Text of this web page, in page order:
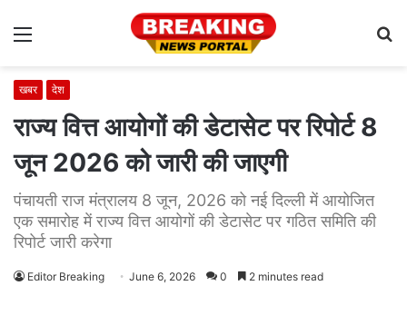
Menu
खबर देश
राज्य वित्त आयोगों की डेटासेट पर रिपोर्ट 8
जून 2026 को जारी की जाएगी
पंचायती राज मंत्रालय 8 जून, 2026 को नई दिल्ली में आयोजित
एक समारोह में राज्य वित्त आयोगों की डेटासेट पर गठित समिति की
रिपोर्ट जारी करेगा
Editor Breaking June 6, 2026 0 2 minutes read